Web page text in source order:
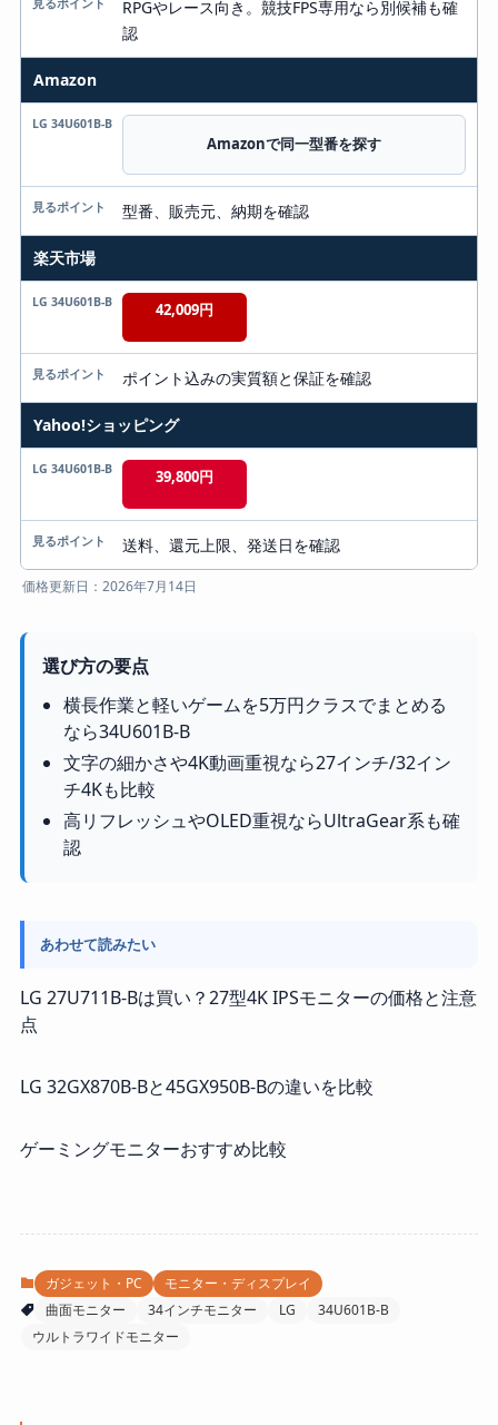
RPGやレース向き。競技FPS専用なら別候補も確
認
Amazon
Amazonで同一型番を探す
型番、販売元、納期を確認
楽天市場
42,009円
ポイント込みの実質額と保証を確認
Yahoo!ショッピング
39,800円
送料、還元上限、発送日を確認
価格更新日：2026年7月14日
選び方の要点
横長作業と軽いゲームを5万円クラスでまとめる
なら34U601B-B
文字の細かさや4K動画重視なら27インチ/32イン
チ4Kも比較
高リフレッシュやOLED重視ならUltraGear系も確
認
あわせて読みたい
LG 27U711B-Bは買い？27型4K IPSモニターの価格と注意
点
LG 32GX870B-Bと45GX950B-Bの違いを比較
ゲーミングモニターおすすめ比較
ガジェット・PC
モニター・ディスプレイ
曲面モニター
34インチモニター LG
34U601B-B
ウルトラワイドモニター